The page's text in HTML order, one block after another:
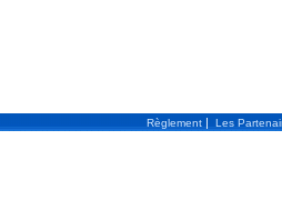
Règlement | Les